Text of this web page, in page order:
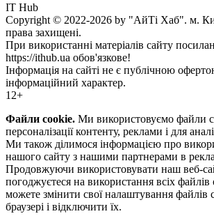
IT Hub
Copyright © 2022-2026 by "АйТі Хаб". м.
права захищені.
При використанні матеріалів сайту
https://ithub.ua обов'язкове!
Інформація на сайті не є публічною
інформаційний характер.
12+
Файли cookie. Ми використовуємо файли
персоналізації контенту, реклами і для
Ми також ділимося інформацією про
нашого сайту з нашими партнерами в
Продовжуючи використовувати наш веб-
погоджуєтеся на використання всіх
можете змінити свої налаштування файлів
браузері і відключити їх.